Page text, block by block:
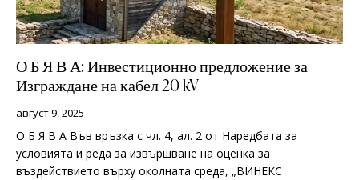
О Б Я В А: Инвестиционно предложение за
Изграждане на кабел 20 kV
август 9, 2025
О Б Я В А Във връзка с чл. 4, ал. 2 от Наредбата за
условията и реда за извършване на оценка за
въздействието върху околната среда, „ВИНЕКС